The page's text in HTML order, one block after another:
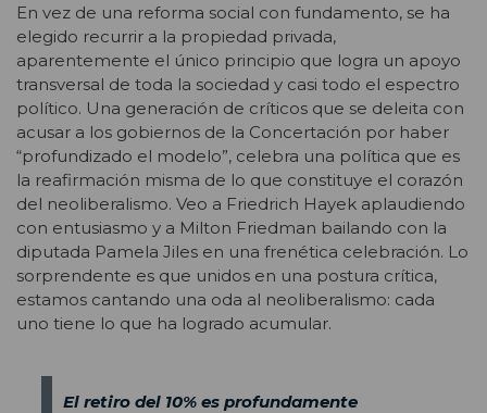
En vez de una reforma social con fundamento, se ha
elegido recurrir a la propiedad privada,
aparentemente el único principio que logra un apoyo
transversal de toda la sociedad y casi todo el espectro
político. Una generación de críticos que se deleita con
acusar a los gobiernos de la Concertación por haber
“profundizado el modelo”, celebra una política que es
la reafirmación misma de lo que constituye el corazón
del neoliberalismo. Veo a Friedrich Hayek aplaudiendo
con entusiasmo y a Milton Friedman bailando con la
diputada Pamela Jiles en una frenética celebración. Lo
sorprendente es que unidos en una postura crítica,
estamos cantando una oda al neoliberalismo: cada
uno tiene lo que ha logrado acumular.
El retiro del 10% es profundamente